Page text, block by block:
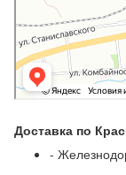
Доставка по
-